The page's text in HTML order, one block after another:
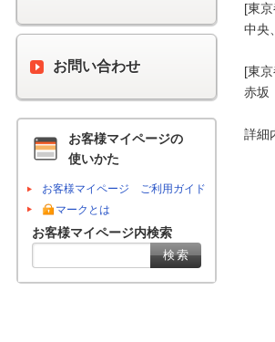
[東
中央
[東
赤坂
詳細
お問い合わせ
お客様マイページの
使いかた
お客様マイページ ご利用ガイド
マークとは
お客様マイページ内検索